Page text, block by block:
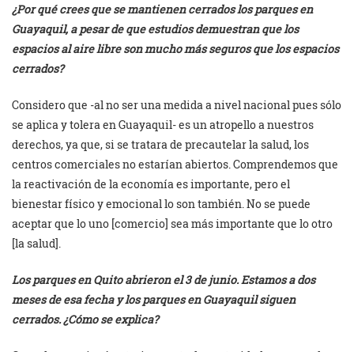
¿Por qué crees que se mantienen cerrados los parques en
Guayaquil, a pesar de que estudios demuestran que los
espacios al aire libre son mucho más seguros que los espacios
cerrados?
Considero que -al no ser una medida a nivel nacional pues sólo
se aplica y tolera en Guayaquil- es un atropello a nuestros
derechos, ya que, si se tratara de precautelar la salud, los
centros comerciales no estarían abiertos. Comprendemos que
la reactivación de la economía es importante, pero el
bienestar físico y emocional lo son también. No se puede
aceptar que lo uno [comercio] sea más importante que lo otro
[la salud].
Los parques en Quito abrieron el 3 de junio. Estamos a dos
meses de esa fecha y los parques en Guayaquil siguen
cerrados. ¿Cómo se explica?